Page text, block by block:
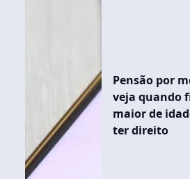
Pensão por
veja quando
maior de
ter direito